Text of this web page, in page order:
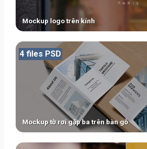
Mockup logo trên kính
Mockup tờ rơi gập ba trên bàn gỗ
4 files PSD